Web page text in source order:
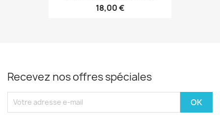
18,00 €
Recevez nos offres spéciales